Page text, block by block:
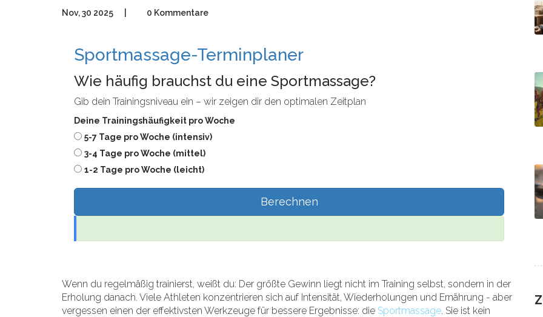
Nov, 30 2025 0 Kommentare
Sportmassage-Terminplaner
Wie häufig brauchst du eine Sportmassage?
Gib dein Trainingsniveau ein – wir zeigen dir den optimalen Zeitplan
Deine Trainingshäufigkeit pro Woche
5-7 Tage pro Woche (intensiv)
3-4 Tage pro Woche (mittel)
1-2 Tage pro Woche (leicht)
Berechnen
Wenn du regelmäßig trainierst, weißt du: Der größte Gewinn liegt nicht im Training selbst, sondern in der
Erholung danach. Viele Athleten konzentrieren sich auf Intensität, Wiederholungen und Ernährung - aber
vergessen einen der effektivsten Werkzeuge für bessere Ergebnisse: die Sportmassage. Sie ist kein